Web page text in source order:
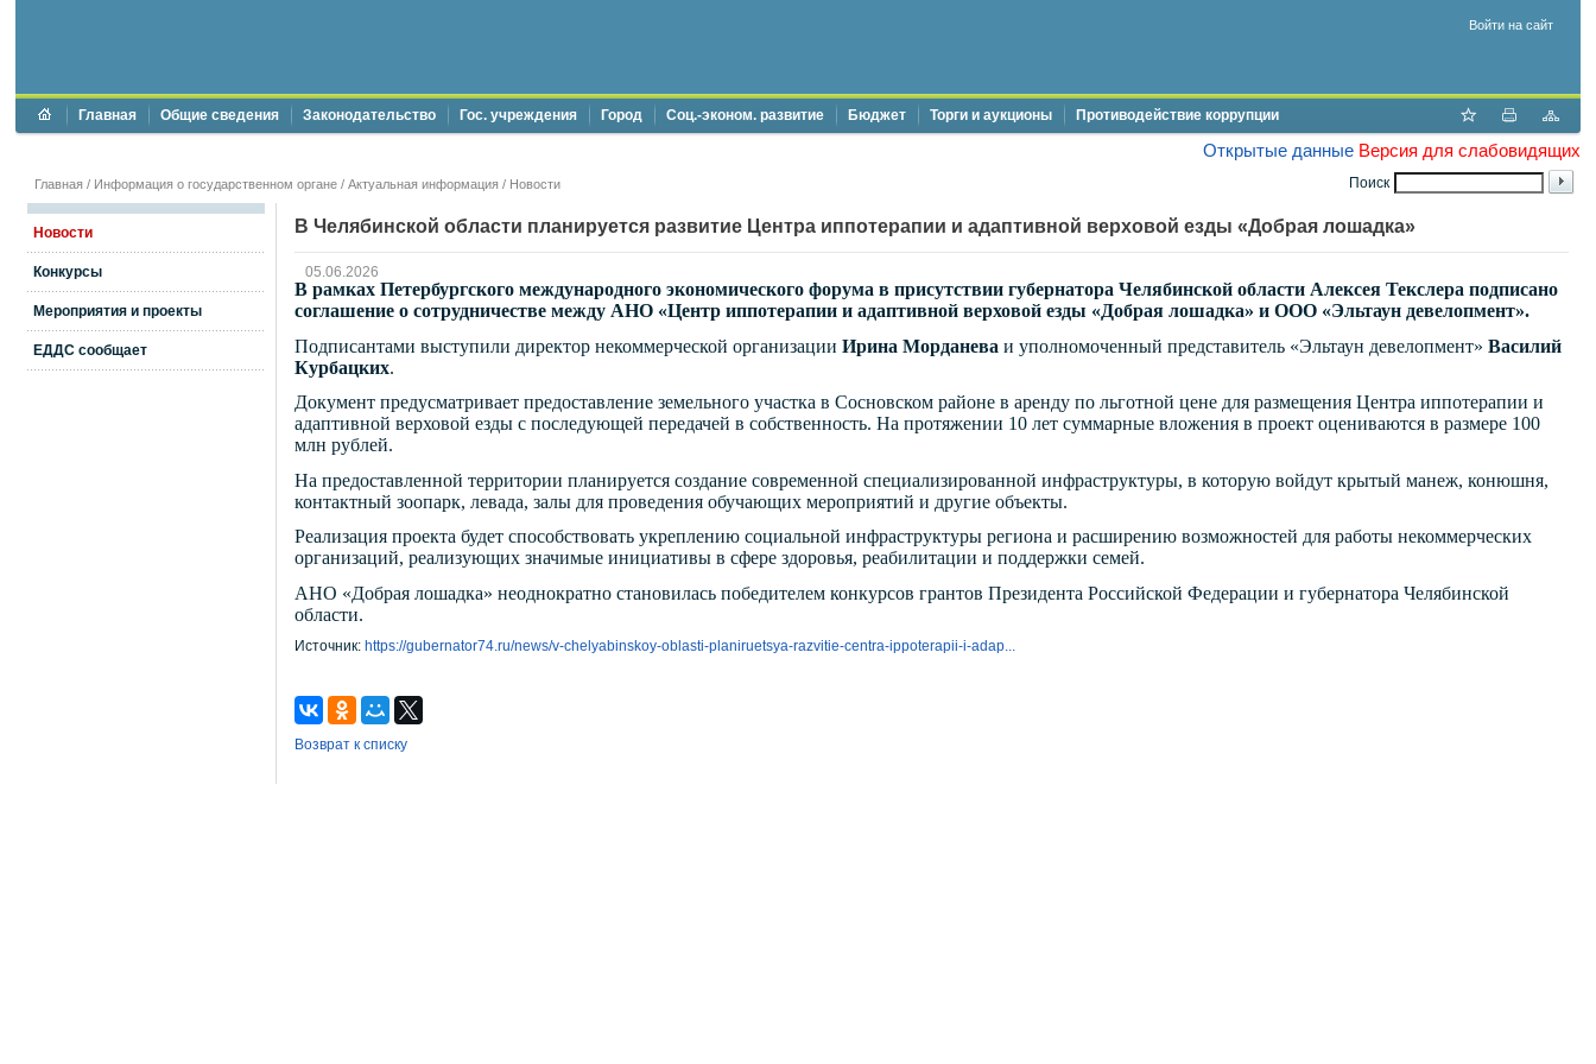
Войти на сайт
Главная Общие сведения Законодательство Гос. учреждения Город Соц.-эконом. развитие Бюджет Торги и аукционы Противодействие коррупции
Открытые данные Версия для слабовидящих
Поиск
Главная / Информация о государственном органе / Актуальная информация / Новости
Новости
Конкурсы
Мероприятия и проекты
ЕДДС сообщает
В Челябинской области планируется развитие Центра иппотерапии и адаптивной верховой езды «Добрая лошадка»
05.06.2026
В рамках Петербургского международного экономического форума в присутствии губернатора Челябинской области Алексея Текслера подписано
соглашение о сотрудничестве между АНО «Центр иппотерапии и адаптивной верховой езды «Добрая лошадка» и ООО «Эльтаун девелопмент».
Подписантами выступили директор некоммерческой организации Ирина Морданева и уполномоченный представитель «Эльтаун девелопмент» Василий
Курбацких.
Документ предусматривает предоставление земельного участка в Сосновском районе в аренду по льготной цене для размещения Центра иппотерапии и
адаптивной верховой езды с последующей передачей в собственность. На протяжении 10 лет суммарные вложения в проект оцениваются в размере 100
млн рублей.
На предоставленной территории планируется создание современной специализированной инфраструктуры, в которую войдут крытый манеж, конюшня,
контактный зоопарк, левада, залы для проведения обучающих мероприятий и другие объекты.
Реализация проекта будет способствовать укреплению социальной инфраструктуры региона и расширению возможностей для работы некоммерческих
организаций, реализующих значимые инициативы в сфере здоровья, реабилитации и поддержки семей.
АНО «Добрая лошадка» неоднократно становилась победителем конкурсов грантов Президента Российской Федерации и губернатора Челябинской
области.
Источник: https://gubernator74.ru/news/v-chelyabinskoy-oblasti-planiruetsya-razvitie-centra-ippoterapii-i-adap...
Возврат к списку